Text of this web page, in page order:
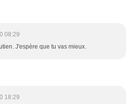
08:29
J'espère que tu vas mieux.
18:29